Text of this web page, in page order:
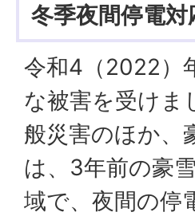
冬季夜間停電
令和4（2022）
な被害を受けま
般災害のほか、
は、3年前の豪
域で、夜間の停